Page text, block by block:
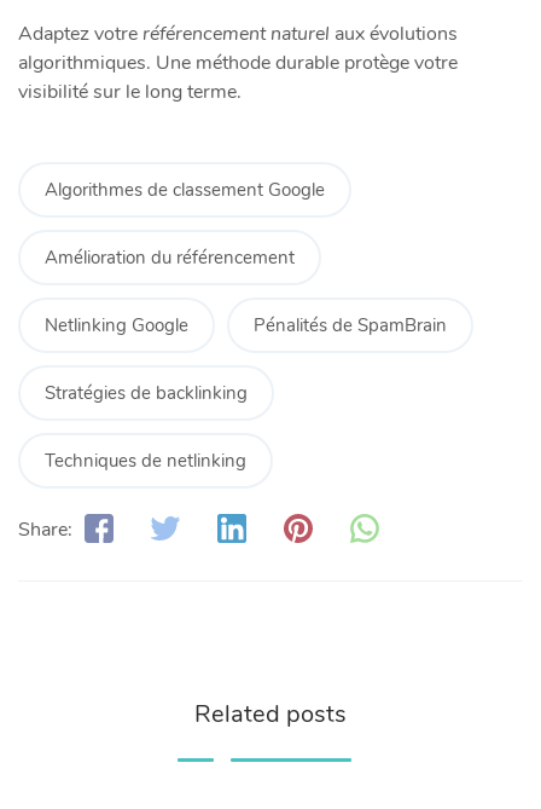
Adaptez votre référencement naturel aux évolutions
algorithmiques. Une méthode durable protège votre
visibilité sur le long terme.
Algorithmes de classement Google
Amélioration du référencement
Netlinking Google Pénalités de SpamBrain
Stratégies de backlinking
Techniques de netlinking
Share:
Related posts